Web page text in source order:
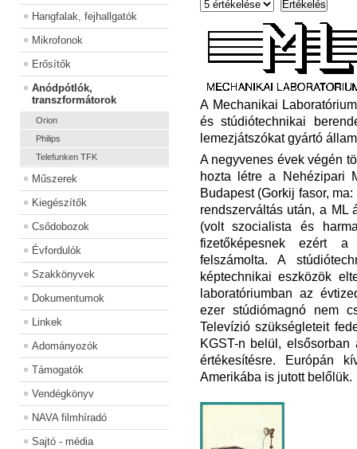
Hangfalak, fejhallgatók
Mikrofonok
Erősítők
Anódpótlók,
transzformátorok
Orion
Philips
Telefunken TFK
Műszerek
Kiegészítők
Csődobozok
Évfordulók
Szakkönyvek
Dokumentumok
Linkek
Adományozók
Támogatók
Vendégkönyv
NAVA filmhíradó
Sajtó - média
A Mechanikai
és stúdiótechnikai
lemezjátszókat gyártó
A negyvenes évek végén
hozta létre a Nehézipari
Budapest (Gorkij fasor,
rendszerváltás után, a ML
(volt szocialista és
fizetőképesnek ezért
felszámolta. A
képtechnikai eszközök
laboratóriumban az
ezer stúdiómagnó nem
Televízió szükségleteit
KGST-n belül,
értékesítésre. Európán
Amerikába is jutott belőlük.